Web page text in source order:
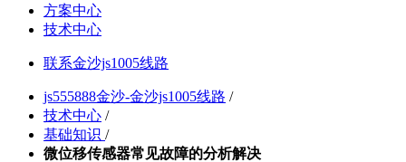
方案中心
技术中心
联系金沙js1005线路
js555888金沙-金沙js1005线路 /
技术中心 /
基础知识 /
微位移传感器常见故障的分析解决